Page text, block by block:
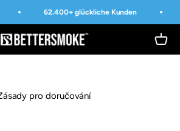
62.400+ glückliche Kunden
BetterSmoke™
pro doručování